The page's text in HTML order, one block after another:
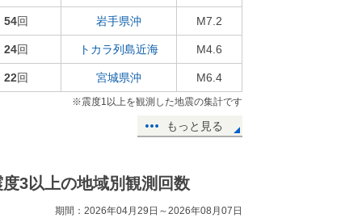
54回 岩手県沖 M7.2
24回 トカラ列島近海 M4.6
22回 宮城県沖 M6.4
※震度1以上を観測した地震の集計です
もっと見る
度3以上の地域別観測回数
期間：2026年04月29日～2026年08月07日